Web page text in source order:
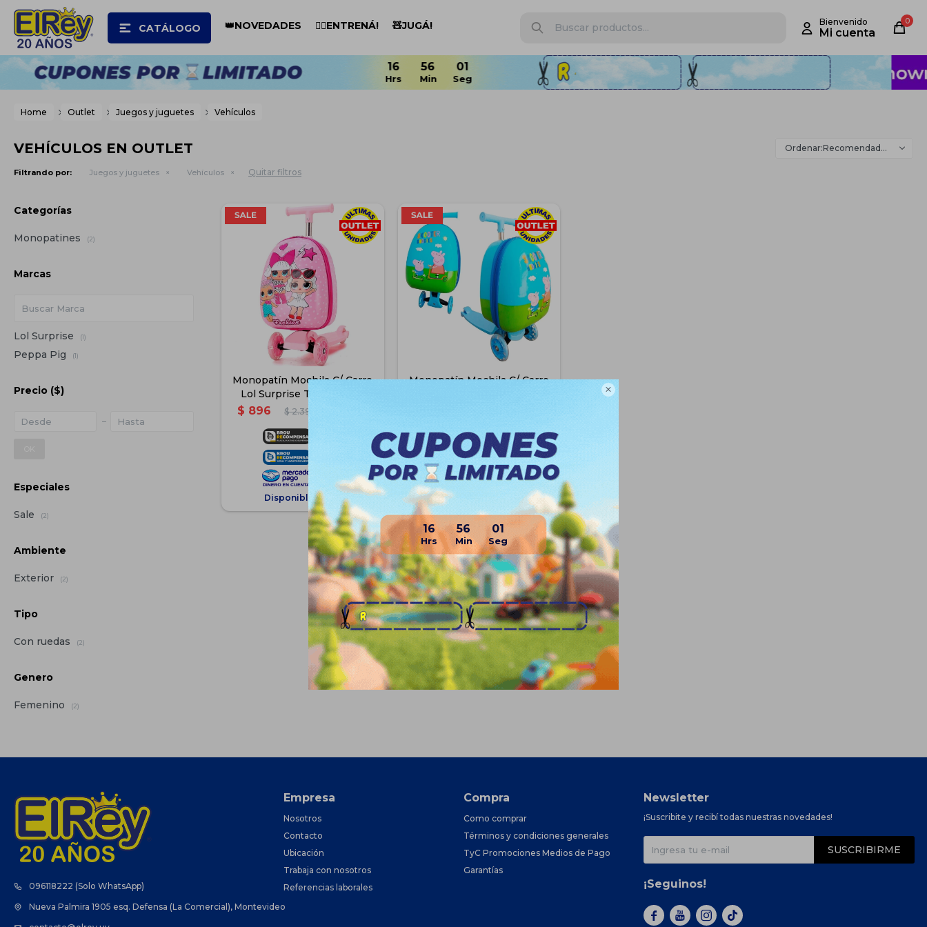

16 56 01
CATÁLOGO 👑NOVEDADES 🏋️‍♂️ENTRENÁ! 🧸JUGÁ! 0
Home Outlet Juegos y juguetes Vehículos
VEHÍCULOS EN OUTLET Recomendados
Filtrando por: Juegos y juguetes Vehículos Quitar filtros
Monopatín Mochila C/ Carro
Lol Surprise Tripatín Luz
$ 896 $ 2.390 62
806
Disponible Envío
Monopatín Mochila C/ Carro
$ 672
$ 762
$ 806
Disponible Envío
Categorías
Monopatines (2)
Marcas
Lol Surprise (1)
Peppa Pig (1)
Precio ($)
Especiales
Sale (2)
Ambiente
Exterior (2)
Tipo
Con ruedas (2)
Genero
Femenino (2)
096118222 (Solo WhatsApp)
Nueva Palmira 1905 esq. Defensa (La Comercial), Montevideo
Empresa
Nosotros
Contacto
Ubicación
Trabaja con nosotros
Referencias laborales
Compra
Como comprar
Términos y condiciones generales
TyC Promociones Medios de Pago
Garantías
Newsletter
¡Suscribite y recibí todas nuestras novedades!
SUSCRIBIRME
¡Seguinos!
  